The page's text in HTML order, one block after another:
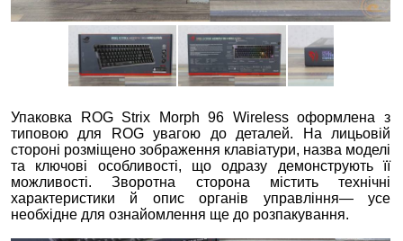
Упаковка ROG Strix Morph 96 Wireless оформлена з
типовою для ROG увагою до деталей. На лицьовій
стороні розміщено зображення клавіатури, назва моделі
та ключові особливості, що одразу демонструють її
можливості. Зворотна сторона містить технічні
характеристики й опис органів управління— усе
необхідне для ознайомлення ще до розпакування.